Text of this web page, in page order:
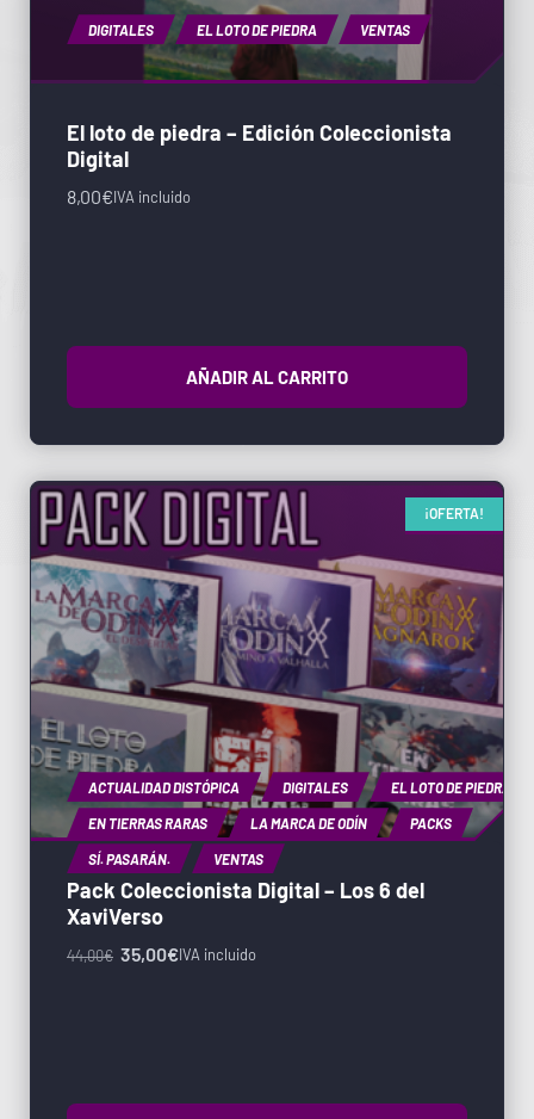
DIGITALES EL LOTO DE PIEDRA VENTAS
El loto de piedra – Edición Coleccionista
Digital
8,00€IVA incluido
AÑADIR AL CARRITO
¡OFERTA!
ACTUALIDAD DISTÓPICA DIGITALES EL LOTO DE PIEDRA
EN TIERRAS RARAS LA MARCA DE ODÍN PACKS
SÍ. PASARÁN. VENTAS
Pack Coleccionista Digital – Los 6 del
XaviVerso
44,00€ 35,00€IVA incluido